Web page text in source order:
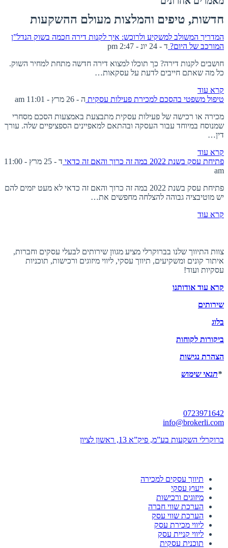
חדשות, טיפים והמלצות מעולם ההשקעות
המדריך המשולב למשקיע ולרוכש: איך לקנות דירה חכמה בשוק הנדל”ן
המורכב של היום? ד - 24 יונ - 2:47 pm
חושבים לקנות דירה? כך תוכלו למצוא דירה חדשה מתחת למחיר השוק.
כל מה שאתם חייבים לדעת על עסקאות…
קרא עוד
טיפול משפטי בהסכם למכירת פעילות עסקית ה - 26 מרץ - 11:01 am
מכירה או רכישה של פעילות עסקית מתבצעת באמצעות הסכם מסחרי
שמנוסח במיוחד עבור העסקה ובהתאם למאפיינים הספציפיים שלה. עורך
דין…
קרא עוד
פתיחת עסק בשנת 2022 במה זה כרוך והאם זה כדאי
ד - 25 מרץ - 11:00
am
פתיחת עסק בשנת 2022 במה זה כרוך והאם זה כדאי לא מעט יזמים להם
יש מוטיבציה גבוהה להצלחה מחפשים את…
קרא עוד
צוות התיווך שלנו בברוקרלי מציע מגוון שירותים לבעלי עסקים וחברות,
איתור קונים ומשקיעים, תיווך עסקי, ליווי מיזוגים ורכישות, תוכניות
עסקיות ועוד!
קרא עוד אודותנו
שירותים
בלוג
ביקורות לקוחות
הצהרת נגישות
*תנאי שימוש
0723971642
info@brokerli.com
ברוקרלי השקעות בע”מ, פיק”א 13, ראשון לציון
תיווך עסקים למכירה
ייעוץ עסקי
מיזוגים ורכישות
הערכת שווי חברה
הערכת שווי עסק
ליווי מכירת עסק
ליווי קניית עסק
תוכנית עסקית